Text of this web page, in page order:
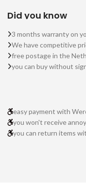
Did you know
3 months warranty on
We have competitive
free postage in the
you can buy without
easy payment with
you won't receive
you can return items